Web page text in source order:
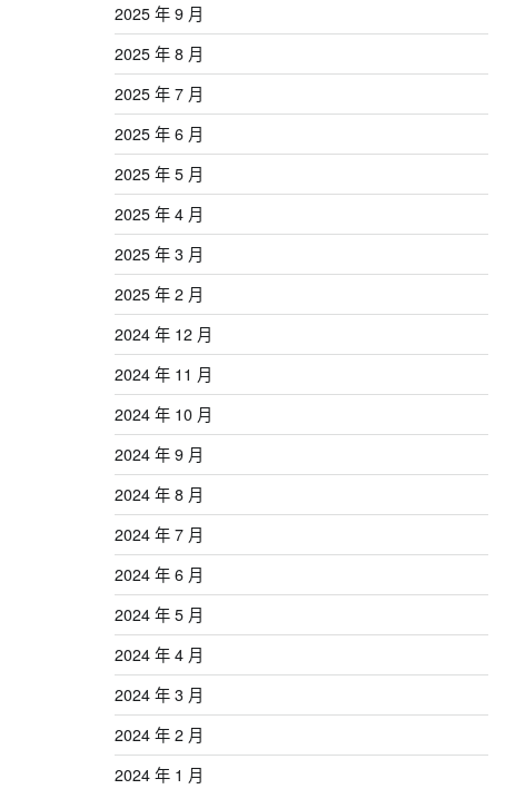
2025 年 9 月
2025 年 8 月
2025 年 7 月
2025 年 6 月
2025 年 5 月
2025 年 4 月
2025 年 3 月
2025 年 2 月
2024 年 12 月
2024 年 11 月
2024 年 10 月
2024 年 9 月
2024 年 8 月
2024 年 7 月
2024 年 6 月
2024 年 5 月
2024 年 4 月
2024 年 3 月
2024 年 2 月
2024 年 1 月